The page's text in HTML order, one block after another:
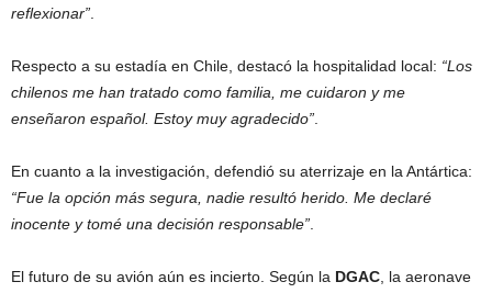
reflexionar”
Respecto a su estadía en Chile, destacó la hospitalidad local: “Los
chilenos me han tratado como familia, me cuidaron y me
enseñaron español. Estoy muy agradecido”
En cuanto a la investigación, defendió su aterrizaje en la Antártica:
“Fue la opción más segura, nadie resultó herido. Me declaré
inocente y tomé una decisión responsable”
El futuro de su avión aún es incierto. Según la DGAC , la aeronave